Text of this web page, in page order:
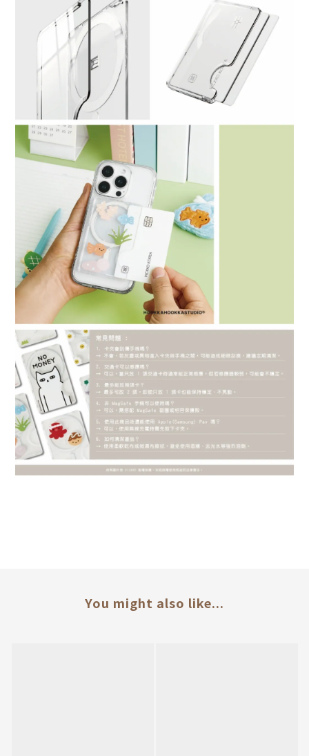
You might also like...